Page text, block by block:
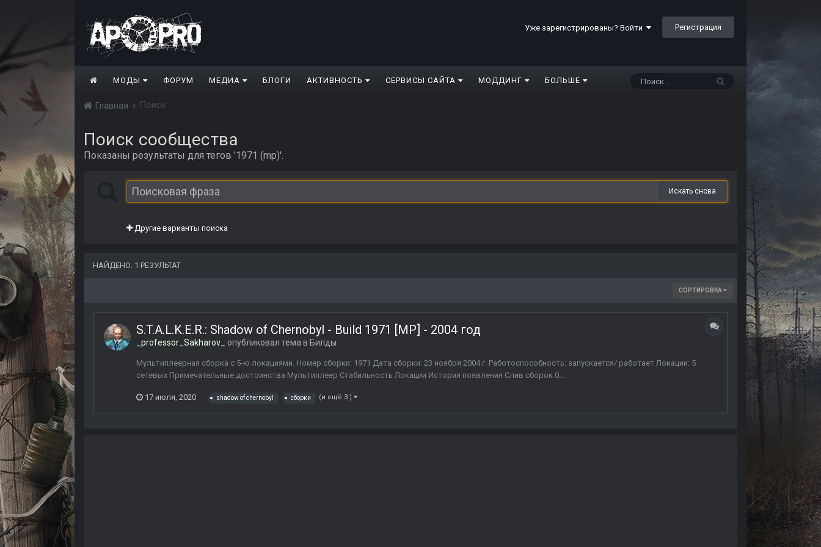
Уже зарегистрированы? Войти Регистрация
МОДЫ ФОРУМ МЕДИА БЛОГИ АКТИВНОСТЬ СЕРВИСЫ САЙТА МОДДИНГ БОЛЬШЕ
Главная Поиск
Поиск сообщества
Показаны результаты для тегов '1971 (mp)'.
Искать снова
Другие варианты поиска
НАЙДЕНО: 1 РЕЗУЛЬТАТ
СОРТИРОВКА
S.T.A.L.K.E.R.: Shadow of Chernobyl - Build 1971 [MP] - 2004 год
_professor_Sakharov_ опубликовал тема в Билды
Мультиплеерная сборка с 5-ю локациями. Номер сборки: 1971 Дата сборки: 23 ноября 2004 г. Работоспособность: запускается/ работает Локации: 5
сетевых Примечательные достоинства Мультиплеер Стабильность Локации История появления Слив сборок 0...
17 июля, 2020 shadow of chernobyl сборки (и ещё 3 )